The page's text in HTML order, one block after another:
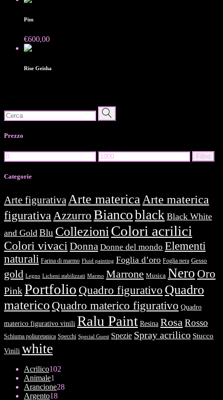
Pim
€600,00
Rise Geisha
Search
for:
Prezzo
Prezzo
Min
Prezzo
Max
Filtro
Categorie
Arte figurativaArte materica Arte materica
figurativa Azzurro Biancoblack Black White
and Gold Blu CollezioniColori acrilici
Colori vivaci Donna Donne del mondo Elementi
naturali Farina di marmo Fluid painting Foglia d’oro Foglia nera Gesso
gold Legno Licheni stabilizzati Marmo Marrone Musica Nero Oro
PinkPortfolio Quadro figurativo Quadro
materico Quadro materico figurativo Quadro
materico figurativo vinili Ralu Paint Resina RosaRosso
Schiuma poliuretanica Specchi Special Guest Spezie Spray acrilico Stucco
Vinili white
Acrilico102
Animale1
prodotto
Arancione2828
Argento1818